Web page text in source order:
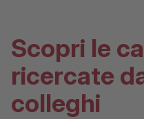
Scopri le
ricercate
colleghi